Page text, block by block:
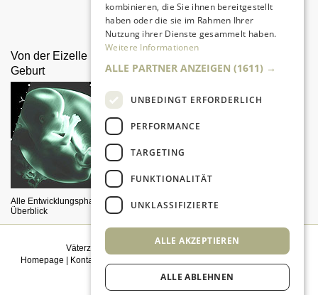
Da sind Kinder mit Begeisterung
dabei.
Von der Eizelle bis zur
Geburt
Alle Entwicklungsphasen im
Überblick
Väterzeit weiterempfehlen
Homepage
Kontakt
Einwilligungsmanagement
kombinieren, die Sie ihnen bereitgestellt
haben oder die sie im Rahmen Ihrer
Nutzung ihrer Dienste gesammelt haben.
Weitere Informationen
ALLE PARTNER ANZEIGEN (1611) →
UNBEDINGT ERFORDERLICH
PERFORMANCE
TARGETING
FUNKTIONALITÄT
UNKLASSIFIZIERTE
ALLE AKZEPTIEREN
ALLE ABLEHNEN